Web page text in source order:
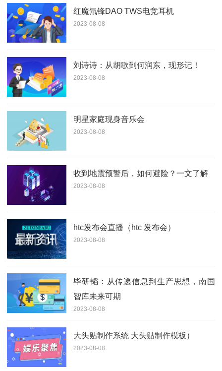
红魔氘锋DAO TWS电竞耳机
2023-08-08
刘诗诗：从胡歌到何润东，现形记！
2023-08-08
明星家庭现身音乐会
2023-08-08
收到地震预警后，如何避险？一文了解
2023-08-08
htc发布会直播（htc 发布会）
2023-08-08
毕研韬：从传递信息到生产思想，南国
智库未来可期
2023-08-08
大头贴制作系统 大头贴制作模板）
2023-08-08